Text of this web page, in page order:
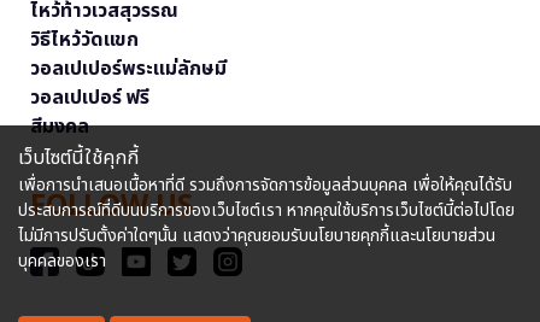
ไหว้ท้าวเวสสุวรรณ
วิธีไหว้วัดแขก
วอลเปเปอร์พระแม่ลักษมี
วอลเปเปอร์ ฟรี
สีมงคล
FOLLOW US
เว็บไซต์นี้ใช้คุกกี้
เพื่อการนำเสนอเนื้อหาที่ดี รวมถึงการจัดการข้อมูลส่วนบุคคล เพื่อให้คุณได้รับ
ประสบการณ์ที่ดีบนบริการของเว็บไซต์เรา หากคุณใช้บริการเว็บไซต์นี้ต่อไปโดย
ไม่มีการปรับตั้งค่าใดๆนั้น แสดงว่าคุณยอมรับนโยบายคุกกี้และนโยบายส่วน
บุคคลของเรา